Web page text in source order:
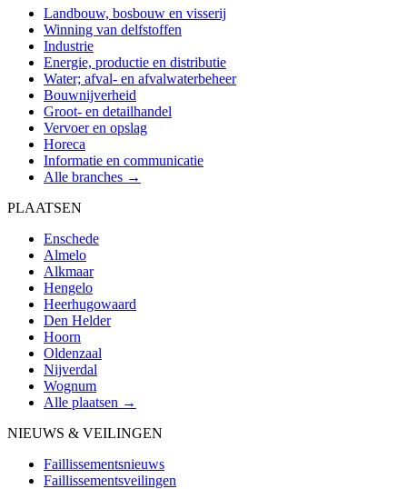
Landbouw, bosbouw en visserij
Winning van delfstoffen
Industrie
Energie, productie en distributie
Water; afval- en afvalwaterbeheer
Bouwnijverheid
Groot- en detailhandel
Vervoer en opslag
Horeca
Informatie en communicatie
Alle branches →
PLAATSEN
Enschede
Almelo
Alkmaar
Hengelo
Heerhugowaard
Den Helder
Hoorn
Oldenzaal
Nijverdal
Wognum
Alle plaatsen →
NIEUWS & VEILINGEN
Faillissementsnieuws
Faillissementsveilingen